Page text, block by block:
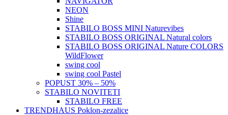
NEON
Shine
STABILO BOSS MINI Naturevibes
STABILO BOSS ORIGINAL Natural colors
STABILO BOSS ORIGINAL Nature COLORS
WildFlower
swing cool
swing cool Pastel
POPUST 30% – 50%
STABILO NOVITETI
STABILO FREE
TRENDHAUS Poklon-zezalice